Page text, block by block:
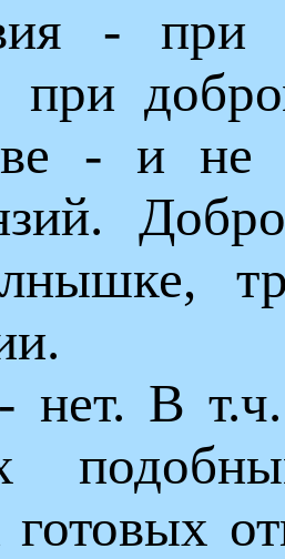
- при
при
- и не
нет. В
готовых